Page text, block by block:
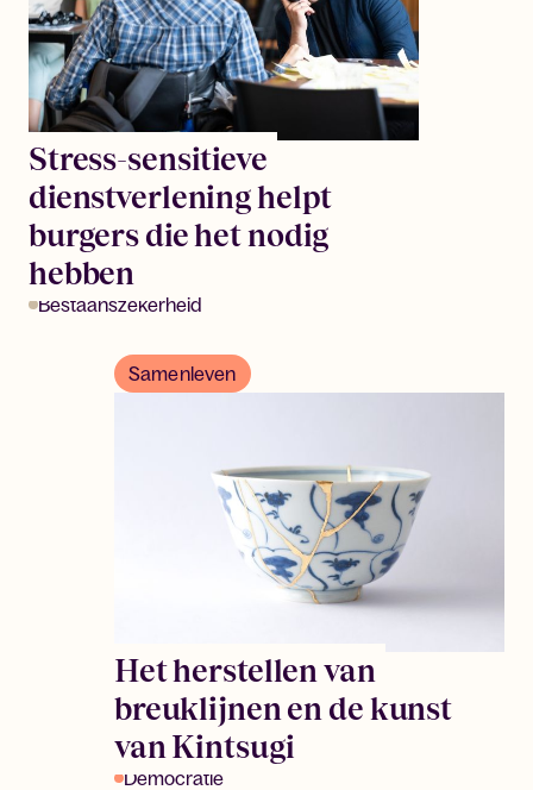
Stress-sensitieve
dienstverlening helpt
burgers die het nodig
hebben
Bestaanszekerheid
Samenleven
Het herstellen van
breuklijnen en de kunst
van Kintsugi
Democratie